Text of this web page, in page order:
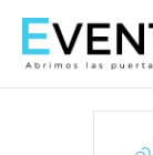
contenido